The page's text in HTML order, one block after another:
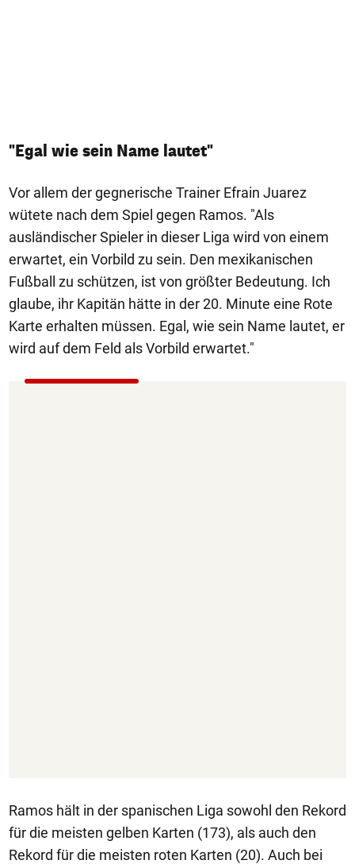
"Egal wie sein Name lautet"
Vor allem der gegnerische Trainer Efrain Juarez
wütete nach dem Spiel gegen Ramos. "Als
ausländischer Spieler in dieser Liga wird von einem
erwartet, ein Vorbild zu sein. Den mexikanischen
Fußball zu schützen, ist von größter Bedeutung. Ich
glaube, ihr Kapitän hätte in der 20. Minute eine Rote
Karte erhalten müssen. Egal, wie sein Name lautet, er
wird auf dem Feld als Vorbild erwartet."
Ramos hält in der spanischen Liga sowohl den Rekord
für die meisten gelben Karten (173), als auch den
Rekord für die meisten roten Karten (20). Auch bei